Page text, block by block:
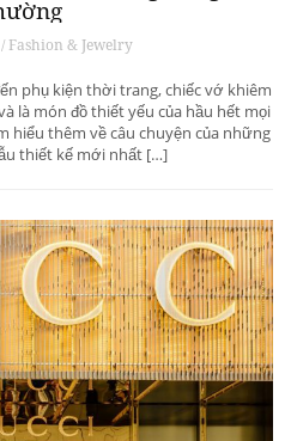
Fashion & Jewelry
phụ kiện thời trang, chiếc vớ khiêm
là món đồ thiết yếu của hầu hết mọi
hiểu thêm về câu chuyện của những
thiết kế mới nhất […]